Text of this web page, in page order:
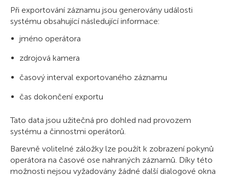
Při exportování záznamu jsou generovány události
systému obsahující následující informace:
jméno operátora
zdrojová kamera
časový interval exportovaného záznamu
čas dokončení exportu
Tato data jsou užitečná pro dohled nad provozem
systému a činnostmi operátorů.
Barevně volitelné záložky lze použít k zobrazení pokynů
operátora na časové ose nahraných záznamů. Díky této
možnosti nejsou vyžadovány žádné další dialogové okna